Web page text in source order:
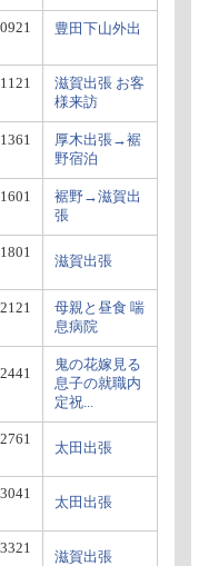
豊田下山外出
滋賀出張 お客
様来訪
厚木出張→裾
野宿泊
裾野→滋賀出
張
滋賀出張
母親と昼食 喘
息病院
鬼の花嫁見る
息子の就職内
定祝...
太田出張
太田出張
滋賀出張